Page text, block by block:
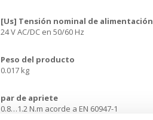
[Us] Tensión nominal de alimentación
24 V AC/DC en 50/60 Hz
Peso del producto
0.017 kg
par de apriete
0.8…1.2 N.m acorde a EN 60947-1